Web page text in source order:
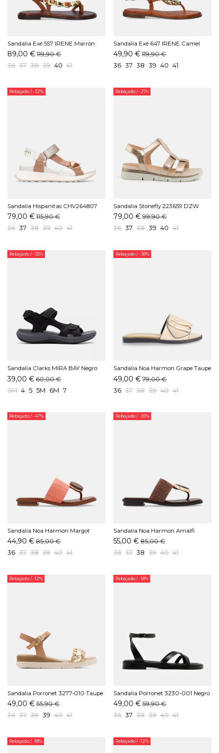
Sandalia Exé 557 IRENE Marrón
89,00 €119,90 €
36 37 38 39 40 41
Sandalia Exé 647 IRENE Camel
49,90 € 119,90 €
36 37 38 39 40 41
Rebajado/ -32%
Sandalia Hispanitas CHV264807
C001 Almond
79,00 €115,90 €
36 37 38 39 40 41
Rebajado/ -21%
Sandalia Stonefly 223659 DZW
Taupe
79,00 € 99,90 €
36 37 38 39 40 41
Rebajado/ -35%
Sandalia Clarks MIRA BAY Negro
39,00 €60,00 €
3M 4 5 5M 6M 7
Rebajado/ -38%
Sandalia Noa Harmon Grape Taupe
49,00 € 79,00 €
36 37 38 39 40 41
Rebajado/ -47%
Sandalia Noa Harmon Margot
Naranja
44,90 €85,00 €
36 37 38 39 40 41
Rebajado/ -35%
Sandalia Noa Harmon Amalfi
Marrón
55,00 € 85,00 €
36 37 38 39 40 41
Rebajado/ -12%
Sandalia Porronet 3277-010 Taupe
49,00 €55,90 €
36 37 38 39 40 41
Rebajado/ -18%
Sandalia Porronet 3230-001 Negro
49,00 € 59,90 €
36 37 38 39 40 41
Rebajado/ -18% Rebajado/ -12%